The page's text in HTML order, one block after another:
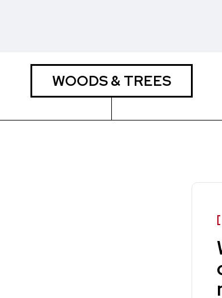
WOODS & TREES